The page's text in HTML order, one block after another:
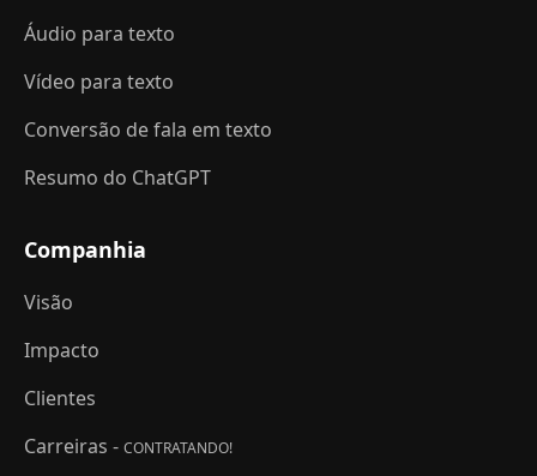
Áudio para texto
Vídeo para texto
Conversão de fala em texto
Resumo do ChatGPT
Companhia
Visão
Impacto
Clientes
Carreiras - CONTRATANDO!